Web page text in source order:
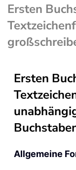
Ersten
Ersten
Allgemeine